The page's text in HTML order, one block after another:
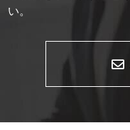
い。